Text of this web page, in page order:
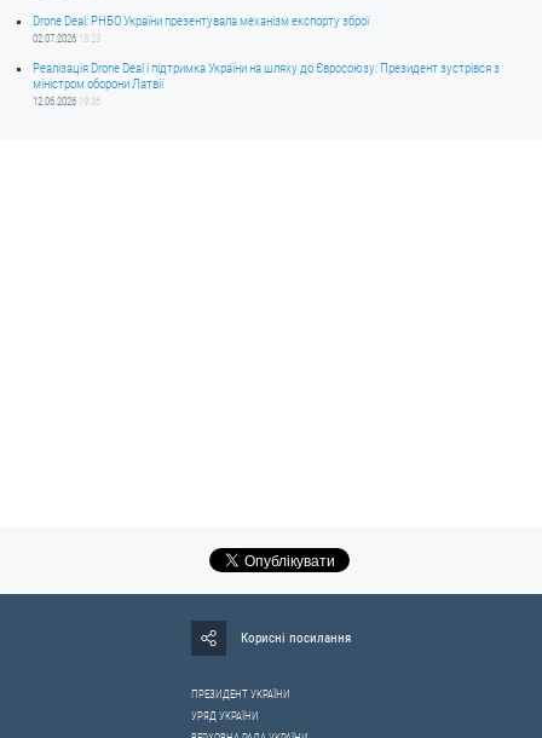
Drone Deal: РНБО України презентувала механізм експорту зброї
02.07.2026 18:23
Реалізація Drone Deal і підтримка України на шляху до Євросоюзу: Президент зустрівся з
міністром оборони Латвії
12.06.2026 19:36
Корисні посилання
ПРЕЗИДЕНТ УКРАЇНИ
УРЯД УКРАЇНИ